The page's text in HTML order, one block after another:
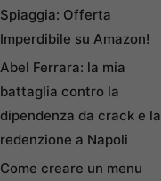
Spiaggia: Offerta
Imperdibile su Amazon!
Abel Ferrara: la mia
battaglia contro la
dipendenza da crack e la
redenzione a Napoli
Come creare un menu